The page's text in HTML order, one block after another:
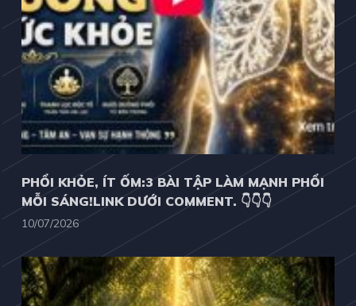
PHỔI KHỎE, ÍT ỐM:3 BÀI TẬP LÀM MẠNH PHỔI
MỖI SÁNG!LINK DƯỚI COMMENT. 👇👇👇
10/07/2026